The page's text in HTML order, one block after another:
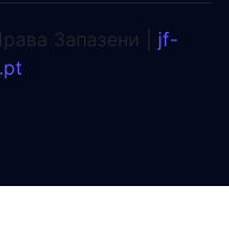
Запазени | jf-